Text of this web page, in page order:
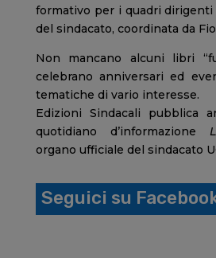
formativo per i quadri
del sindacato, coordinata da
Non mancano alcuni libri
celebrano anniversari ed
tematiche di vario interesse.
Edizioni Sindacali pubblica
quotidiano d’informazione
organo ufficiale del sindacato
Seguici su